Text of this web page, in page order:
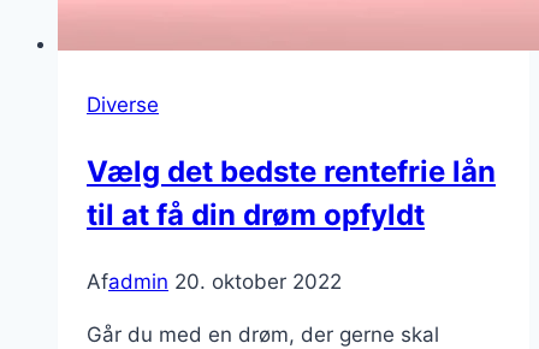
Diverse
Vælg det bedste rentefrie lån
til at få din drøm opfyldt
Afadmin 20. oktober 2022
Går du med en drøm, der gerne skal